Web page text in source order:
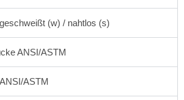
(w) / nahtlos (s)
ANSI/ASTM
ASTM